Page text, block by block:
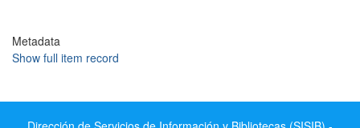
Metadata
Show full item record